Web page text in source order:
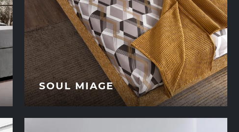
SOUL MIAGE